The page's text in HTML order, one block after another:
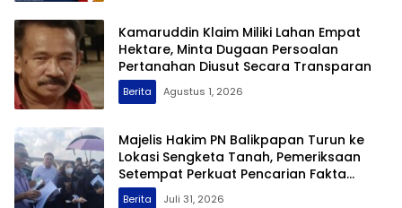
Kamaruddin Klaim Miliki Lahan Empat
Hektare, Minta Dugaan Persoalan
Pertanahan Diusut Secara Transparan
Berita Agustus 1, 2026
Majelis Hakim PN Balikpapan Turun ke
Lokasi Sengketa Tanah, Pemeriksaan
Setempat Perkuat Pencarian Fakta
Hukum
Berita Juli 31, 2026